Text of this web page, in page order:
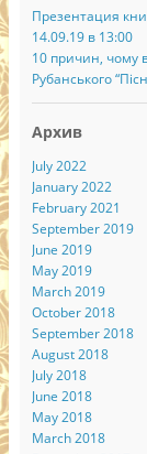
Презентация
14.09.19 в 13:00
10 причин, чому
Рубанського
Архив
July 2022
January 2022
February 2021
September 2019
June 2019
May 2019
March 2019
October 2018
September 2018
August 2018
July 2018
June 2018
May 2018
March 2018